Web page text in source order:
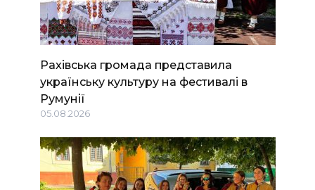
Рахівська громада представила
українську культуру на фестивалі в
Румунії
05.08.2026